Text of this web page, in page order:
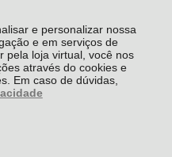
e personalizar nossa
e em serviços de
pela loja virtual, você nos
através do cookies e
Em caso de dúvidas,